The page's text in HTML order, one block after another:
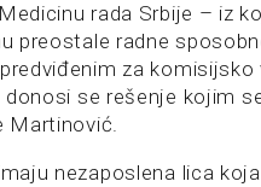
rada Srbije – iz
preostale radne
za komisijsko
donosi se rešenje kojim
Martinović.
nezaposlena lica